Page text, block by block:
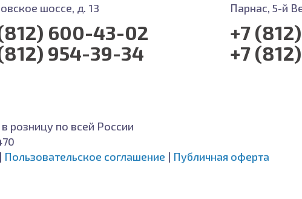
шоссе, д. 13
600-43-02
954-39-34
Парнас, 5-й
+7
+7
розницу по всей России
| Пользовательское соглашение | Публичная оферта